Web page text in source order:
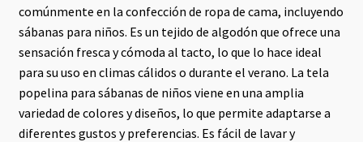
comúnmente en la confección de ropa de cama, incluyendo
sábanas para niños. Es un tejido de algodón que ofrece una
sensación fresca y cómoda al tacto, lo que lo hace ideal
para su uso en climas cálidos o durante el verano. La tela
popelina para sábanas de niños viene en una amplia
variedad de colores y diseños, lo que permite adaptarse a
diferentes gustos y preferencias. Es fácil de lavar y